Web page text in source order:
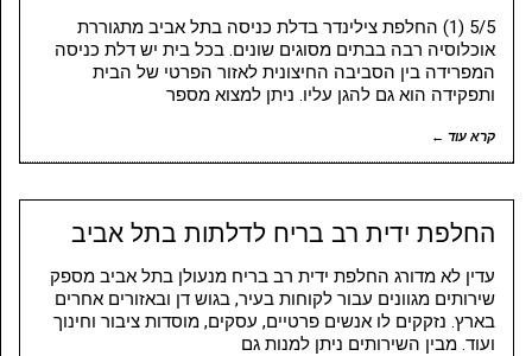
5/5 (1) החלפת צילינדר בדלת כניסה בתל אביב מתגוררת
אוכלוסיה רבה בבתים מסוגים שונים. בכל בית יש דלת כניסה
המפרידה בין הסביבה החיצונית לאזור הפרטי של הבית
ותפקידה הוא גם להגן עליו. ניתן למצוא מספר
קרא עוד ←
החלפת ידית רב בריח לדלתות בתל אביב
עדין לא מדורג החלפת ידית רב בריח מנעולן בתל אביב מספק
שירותים מגוונים עבור לקוחות בעיר, בגוש דן ובאזורים אחרים
בארץ. נזקקים לו אנשים פרטיים, עסקים, מוסדות ציבור וחינוך
ועוד. מבין השירותים ניתן למנות גם